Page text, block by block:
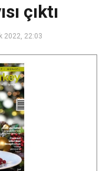
çıktı
2022, 22:03